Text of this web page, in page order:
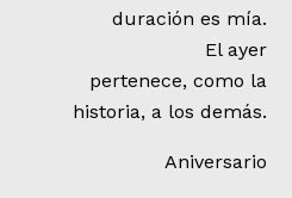
duración es mía.
El ayer
pertenece, como la
historia, a los demás.
Aniversario